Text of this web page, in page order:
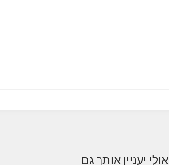
אולי יעניין אותך גם